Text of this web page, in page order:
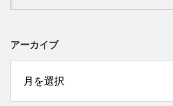
アーカイブ